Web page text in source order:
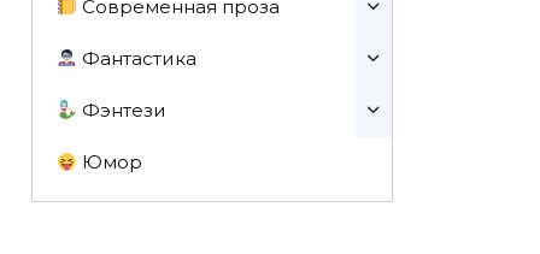
Современная проза
Фантастика
Фэнтези
Юмор